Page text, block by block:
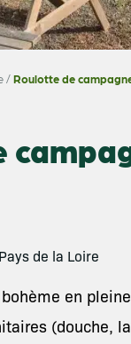
/Roulotte de
de la Loire
en
(douche,